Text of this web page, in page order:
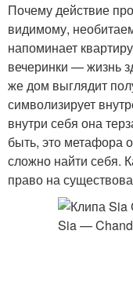
Почему действие
видимому,
напоминает
вечеринки — жизнь
же дом выглядит
символизирует
внутри себя она
быть, это метафора
сложно найти себя.
право на